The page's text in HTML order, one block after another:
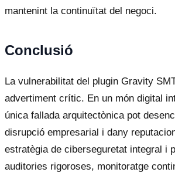
mantenint la continuïtat del negoci.
Conclusió
La vulnerabilitat del plugin Gravity
advertiment crític. En un món digital
única fallada arquitectònica pot
disrupció empresarial i dany
estratègia de ciberseguretat integral i
auditories rigoroses, monitoratge